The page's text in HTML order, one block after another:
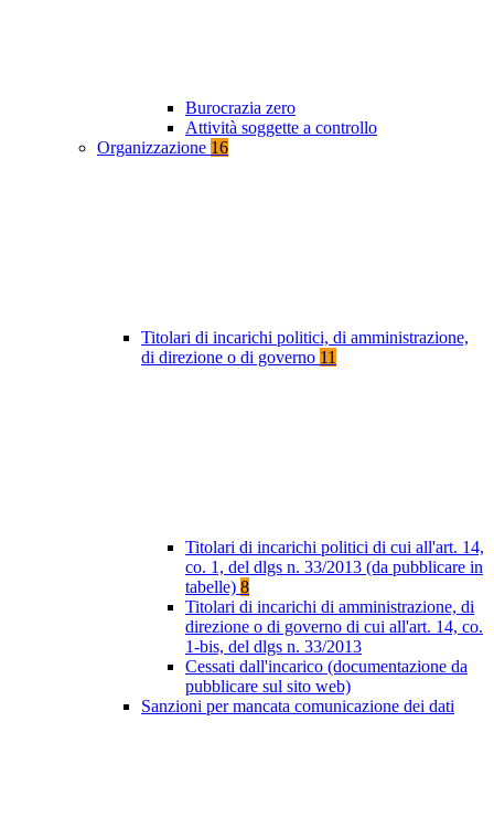
Burocrazia zero
Attività soggette a controllo
Organizzazione 16
Titolari di incarichi politici, di amministrazione,
di direzione o di governo 11
Titolari di incarichi politici di cui all'art. 14,
co. 1, del dlgs n. 33/2013 (da pubblicare in
tabelle) 8
Titolari di incarichi di amministrazione, di
direzione o di governo di cui all'art. 14, co.
1-bis, del dlgs n. 33/2013
Cessati dall'incarico (documentazione da
pubblicare sul sito web)
Sanzioni per mancata comunicazione dei dati